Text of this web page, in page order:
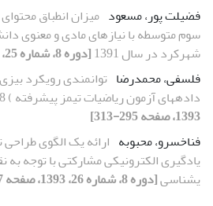
فضیلت پور، مسعود میزان انطباق
سوم متوسطه با نیازهای مادی و معنوی
شهرکرد در سال 1391
[دوره 8، شماره 25، 1393، صفحه 17-36]
فلسفی، محمدرضا توانمندی رویکرد
دادههای آزمون ریاضیات تیمز پیشرفته ) 2008
1393، صفحه 295-313]
فناخسرو، محبوبه ارائه یک الگوی
یادگیری الکترونیکی مشارکتی با توجه
یشناسی[دوره 8، شماره 26، 1393، صفحه 47-69]